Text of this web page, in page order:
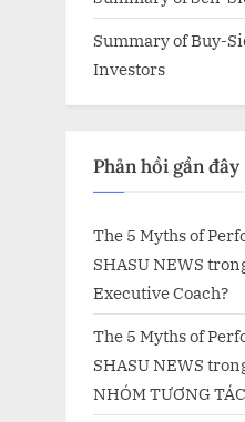
Summary of Buy-
Investors
Phản hồi gần đây
The 5 Myths of
SHASU NEWS
Executive Coach?
The 5 Myths of
SHASU NEWS
NHÓM TƯƠNG